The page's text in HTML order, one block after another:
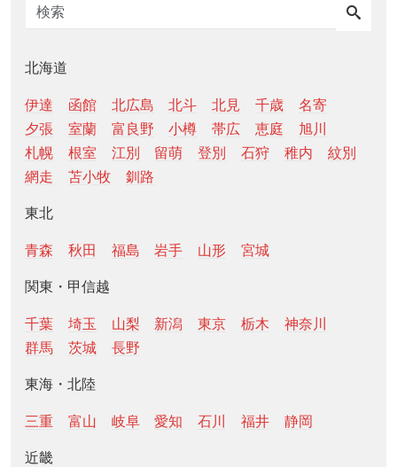
北海道
伊達 函館 北広島 北斗 北見 千歳
名寄
夕張
室蘭 富良野 小樽 帯広 恵庭
旭川
札幌
根室 江別 留萌 登別 石狩 稚内
紋別
網走
苫小牧 釧路
東北
青森 秋田 福島 岩手 山形 宮城
関東・甲信越
千葉 埼玉 山梨 新潟 東京 栃木
神奈川
群馬
茨城 長野
東海・北陸
三重 富山 岐阜 愛知 石川 福井 静岡
近畿